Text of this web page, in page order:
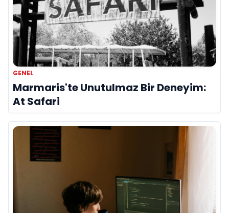
GENEL
Marmaris'te Unutulmaz Bir Deneyim:
At Safari